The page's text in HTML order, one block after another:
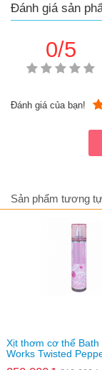
ứng cho da.
Hỗ trợ cải
mạch, mỏi -
Độ bền cao
Đánh giá sản
0/5
Đánh giá của bạn!
Sản phẩm tương tự
Xịt thơm cơ thể Bath
Works Twisted